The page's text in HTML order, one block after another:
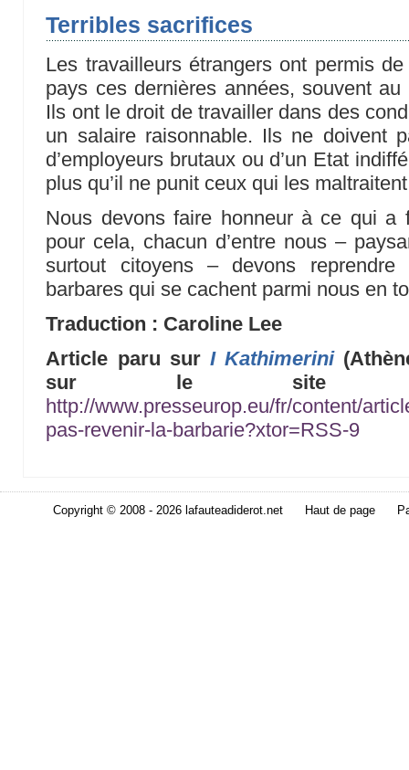
Terribles sacrifices
Les travailleurs étrangers ont permis
pays ces dernières années, souvent
Ils ont le droit de travailler dans des
un salaire raisonnable. Ils ne doivent
d’employeurs brutaux ou d’un Etat
plus qu’il ne punit ceux qui les
Nous devons faire honneur à ce qui a
pour cela, chacun d’entre nous –
surtout citoyens – devons
barbares qui se cachent parmi nous en
Traduction : Caroline Lee
Article paru surI Kathimerini
sur le
http://www.presseurop.eu/fr/content/
pas-revenir-la-barbarie?xtor=RSS-9
Copyright © 2008 - 2026 lafauteadiderot.net Haut de page